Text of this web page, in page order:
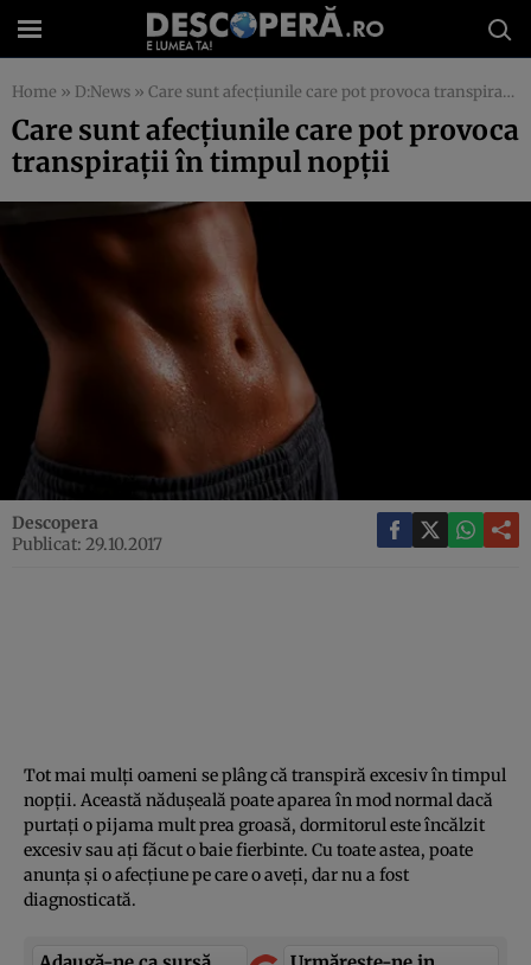
Home » D:News » Care sunt afecţiunile care pot provoca transpiraţii în timpul nopţii
Care sunt afecţiunile care pot provoca
transpiraţii în timpul nopţii
Descopera
Publicat: 29.10.2017
Tot mai mulţi oameni se plâng că transpiră excesiv în timpul
nopţii. Această năduşeală poate aparea în mod normal dacă
purtaţi o pijama mult prea groasă, dormitorul este încălzit
excesiv sau aţi făcut o baie fierbinte. Cu toate astea, poate
anunţa şi o afecţiune pe care o aveţi, dar nu a fost
diagnosticată.